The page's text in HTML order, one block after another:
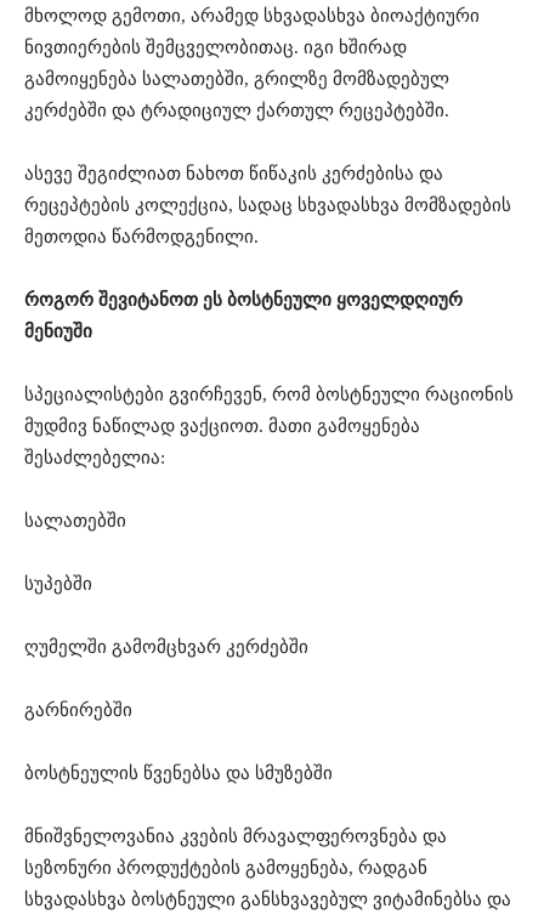
მხოლოდ გემოთი, არამედ სხვადასხვა ბიოაქტიური
ნივთიერების შემცველობითაც. იგი ხშირად
გამოიყენება სალათებში, გრილზე მომზადებულ
კერძებში და ტრადიციულ ქართულ რეცეპტებში.
ასევე შეგიძლიათ ნახოთ წიწაკის კერძებისა და
რეცეპტების კოლექცია, სადაც სხვადასხვა მომზადების
მეთოდია წარმოდგენილი.
როგორ შევიტანოთ ეს ბოსტნეული ყოველდღიურ
მენიუში
სპეციალისტები გვირჩევენ, რომ ბოსტნეული რაციონის
მუდმივ ნაწილად ვაქციოთ. მათი გამოყენება
შესაძლებელია:
სალათებში
სუპებში
ღუმელში გამომცხვარ კერძებში
გარნირებში
ბოსტნეულის წვენებსა და სმუზებში
მნიშვნელოვანია კვების მრავალფეროვნება და
სეზონური პროდუქტების გამოყენება, რადგან
სხვადასხვა ბოსტნეული განსხვავებულ ვიტამინებსა და